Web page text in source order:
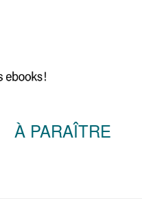
À PARAÎTRE